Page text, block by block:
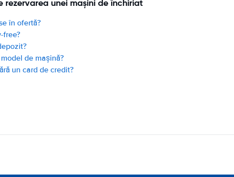
rezervarea unei mașini de închiriat
în ofertă?
free?
de mașină?
un card de credit?